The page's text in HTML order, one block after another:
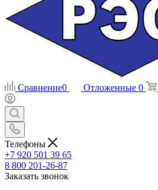
Сравнение0 Отложенные 0
Телефоны
+7 920 501 39 65
8 800 201-26-87
Заказать звонок